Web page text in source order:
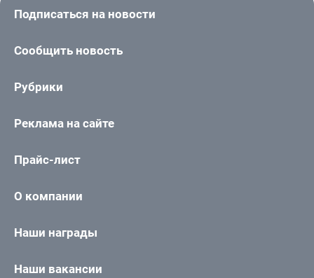
Подписаться на новости
Сообщить новость
Рубрики
Реклама на сайте
Прайс-лист
О компании
Наши награды
Наши вакансии